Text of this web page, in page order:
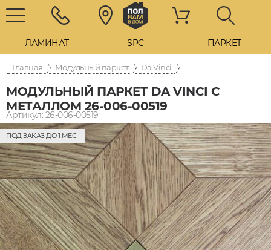
ЛАМИНАТ SPC ПАРКЕТ
Главная Модульный паркет Da Vinci
МОДУЛЬНЫЙ ПАРКЕТ DA VINCI С
МЕТАЛЛОМ 26-006-00519
Артикул: 26-006-00519
ПОД ЗАКАЗ ДО 1 МЕС